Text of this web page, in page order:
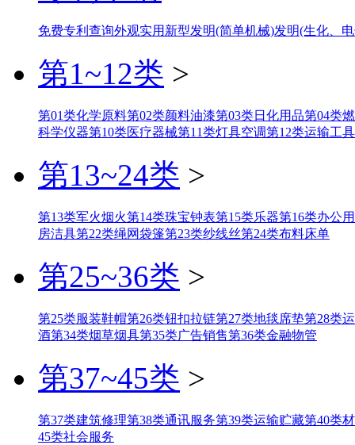
免费专利查询外观实用新型发明(简单机械)发明(生化、
第1~12类 >
第01类化学原料第02类颜料油漆第03类日化用品第04类
科学仪器第10类医疗器械第11类灯具空调第12类运输工具
第13~24类 >
第13类军火烟火第14类珠宝钟表第15类乐器第16类办公
房洁具第22类绳网袋篷第23类纱线丝第24类布料床单
第25~36类 >
第25类服装鞋帽第26类钮扣拉链第27类地毯席垫第28类
酒第34类烟草烟具第35类广告销售第36类金融物管
第37~45类 >
第37类建筑修理第38类通讯服务第39类运输贮藏第40类
45类社会服务